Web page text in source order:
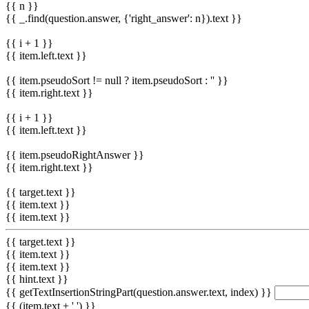
{{ n }}
{{ _.find(question.answer, {'right_answer': n}).text }}
{{ i + 1 }}
{{ item.left.text }}
{{ item.pseudoSort != null ? item.pseudoSort : '' }}
{{ item.right.text }}
{{ i + 1 }}
{{ item.left.text }}
{{ item.pseudoRightAnswer }}
{{ item.right.text }}
{{ target.text }}
{{ item.text }}
{{ item.text }}
{{ target.text }}
{{ item.text }}
{{ item.text }}
{{ hint.text }}
{{ getTextInsertionStringPart(question.answer.text, index) }}
{{ (item.text + ' ') }}